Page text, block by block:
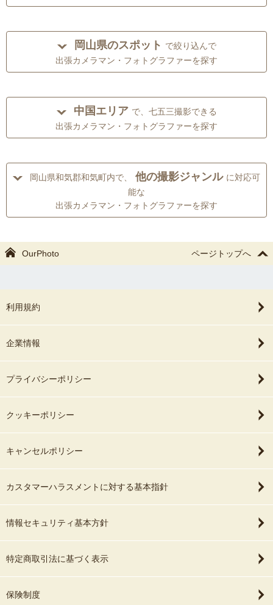
岡山県のスポット で絞り込んで
出張カメラマン・フォトグラファーを探す
中国エリア で、七五三撮影できる
出張カメラマン・フォトグラファーを探す
岡山県和気郡和気町内で、 他の撮影ジャンル に対応可
能な
出張カメラマン・フォトグラファーを探す
OurPhoto ページトップへ
利用規約
企業情報
プライバシーポリシー
クッキーポリシー
キャンセルポリシー
カスタマーハラスメントに対する基本指針
情報セキュリティ基本方針
特定商取引法に基づく表示
保険制度